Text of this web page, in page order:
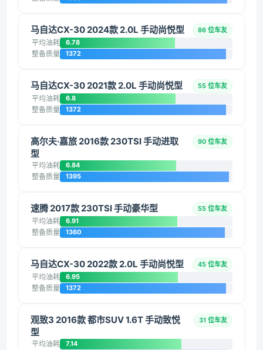
马自达CX-30 2024款 2.0L 手动尚悦型 86 位车友
平均油耗 6.78
整备质量 1372
马自达CX-30 2021款 2.0L 手动尚悦型 55 位车友
平均油耗 6.8
整备质量 1372
高尔夫·嘉旅 2016款 230TSI 手动进取
型
90 位车友
平均油耗 6.84
整备质量 1395
速腾 2017款 230TSI 手动豪华型 55 位车友
平均油耗 6.91
整备质量 1360
马自达CX-30 2022款 2.0L 手动尚悦型 45 位车友
平均油耗 6.95
整备质量 1372
观致3 2016款 都市SUV 1.6T 手动致悦
型
31 位车友
平均油耗 7.14